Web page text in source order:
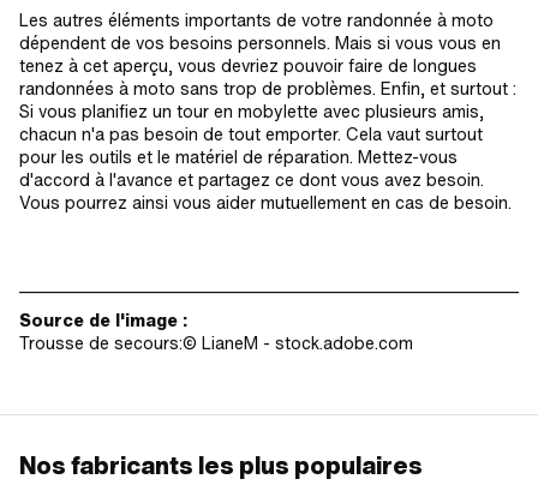
Les autres éléments importants de votre randonnée à moto
dépendent de vos besoins personnels. Mais si vous vous en
tenez à cet aperçu, vous devriez pouvoir faire de longues
randonnées à moto sans trop de problèmes. Enfin, et surtout :
Si vous planifiez un tour en mobylette avec plusieurs amis,
chacun n'a pas besoin de tout emporter. Cela vaut surtout
pour les outils et le matériel de réparation. Mettez-vous
d'accord à l'avance et partagez ce dont vous avez besoin.
Vous pourrez ainsi vous aider mutuellement en cas de besoin.
Source de l'image :
Trousse de secours:© LianeM - stock.adobe.com
Nos fabricants les plus populaires